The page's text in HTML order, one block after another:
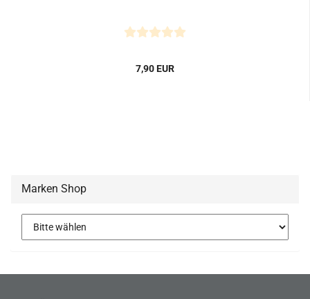
7,90 EUR
Marken Shop